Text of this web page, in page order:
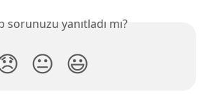
sorunuzu yanıtladı mı?
😐 😃